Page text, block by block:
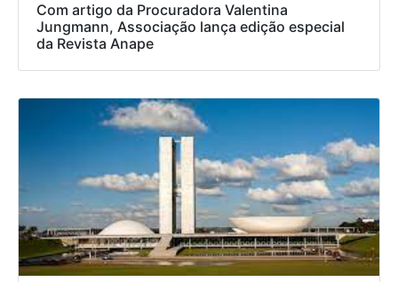
Com artigo da Procuradora Valentina
Jungmann, Associação lança edição especial
da Revista Anape